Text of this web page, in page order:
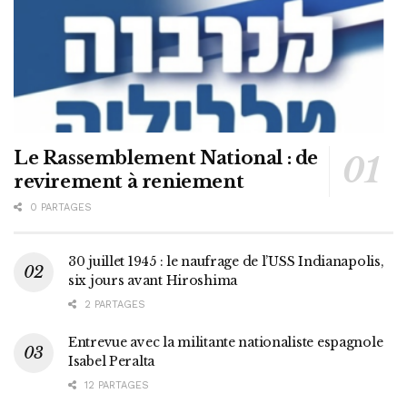
Le Rassemblement National : de
revirement à reniement
0 PARTAGES
30 juillet 1945 : le naufrage de l’USS Indianapolis,
six jours avant Hiroshima
2 PARTAGES
Entrevue avec la militante nationaliste espagnole
Isabel Peralta
12 PARTAGES